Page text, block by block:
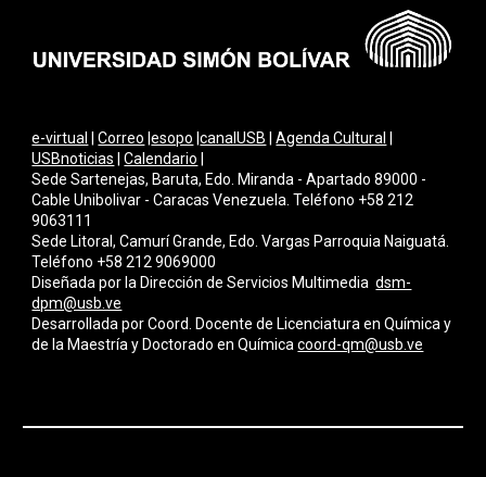
e-virtual |Correo |esopo |canalUSB |Agenda Cultural
USBnoticias |Calendario
Sede Sartenejas, Baruta, Edo. Miranda - Apartado 89000 -
Cable Unibolivar - Caracas Venezuela. Teléfono +58 212
9063111
Sede Litoral, Camurí Grande, Edo. Vargas Parroquia Naiguatá.
Teléfono +58 212 9069000
Diseñada por la Dirección de Servicios Multimediadsm-
dpm@usb.ve
Desarrollada porCoord. Docente de Licenciatura en Química y
de la Maestría y Doctorado en Química coord-qm@usb.ve